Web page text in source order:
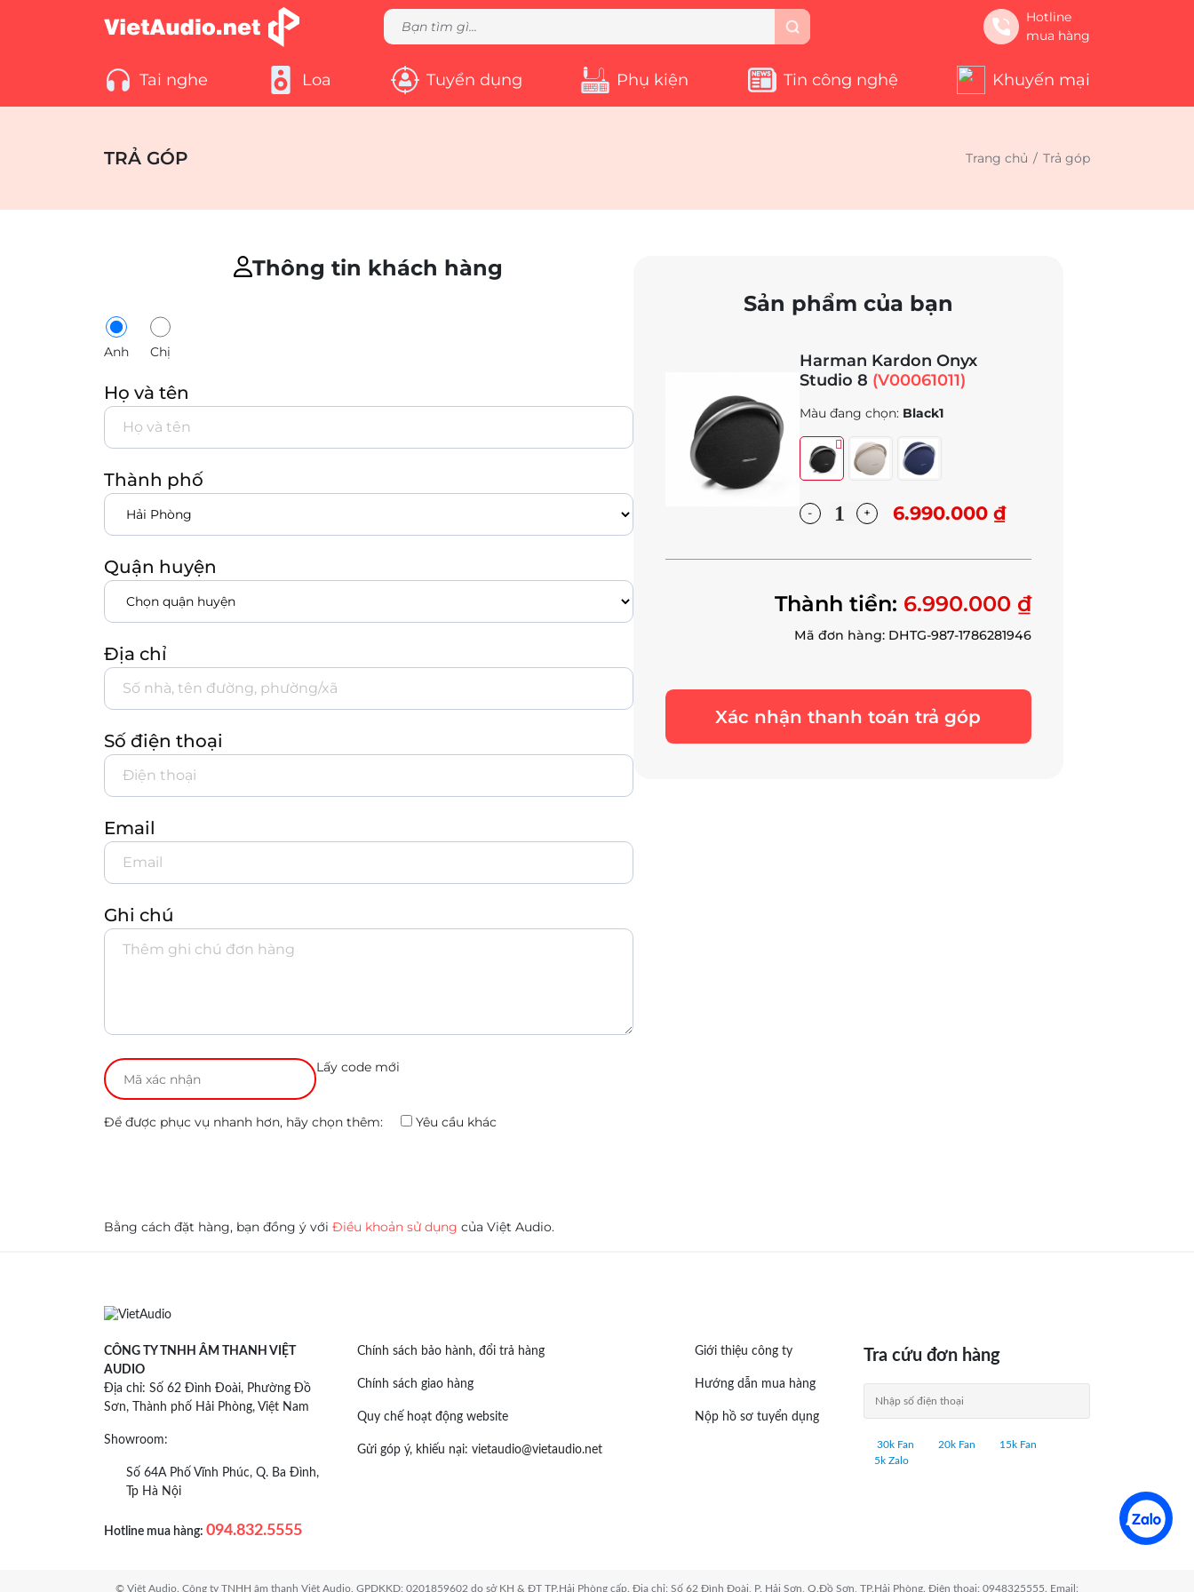
Hotline
mua hàng
Tai nghe Loa Tuyển dụng Phụ kiện Tin công nghệ Khuyến mại
TRẢ GÓP Trang chủ / Trả góp
Thông tin khách hàng
Anh Chị
Họ và tên
Thành phố
Quận huyện
Địa chỉ
Số điện thoại
Email
Ghi chú
Lấy code mới
Để được phục vụ nhanh hơn, hãy chọn thêm: Yêu cầu khác
Sản phẩm của bạn
Harman Kardon Onyx
Studio 8 (V00061011)
Màu đang chọn: Black1
6.990.000 ₫
Thành tiền: 6.990.000 ₫
Mã đơn hàng: DHTG-987-1786281946
Xác nhận thanh toán trả góp
Bằng cách đặt hàng, bạn đồng ý với Điều khoản sử dụng của Việt Audio.
CÔNG TY TNHH ÂM THANH VIỆT
AUDIO
Địa chỉ: Số 62 Đình Đoài, Phường Đồ
Sơn, Thành phố Hải Phòng, Việt Nam
Showroom:
Số 64A Phố Vĩnh Phúc, Q. Ba Đình,
Tp Hà Nội
Hotline mua hàng: 094.832.5555
Chính sách bảo hành, đổi trả hàng
Chính sách giao hàng
Quy chế hoạt động website
Gửi góp ý, khiếu nại: vietaudio@vietaudio.net
Giới thiệu công ty
Hướng dẫn mua hàng
Nộp hồ sơ tuyển dụng
Tra cứu đơn hàng
30k Fan 20k Fan
15k Fan
5k Zalo
© Việt Audio. Công ty TNHH âm thanh Việt Audio. GPDKKD: 0201859602 do sở KH & ĐT TP.Hải Phòng cấp. Địa chỉ: Số 62 Đình Đoài, P. Hải Sơn, Q.Đồ Sơn, TP.Hải Phòng. Điện thoại: 0948325555. Email: